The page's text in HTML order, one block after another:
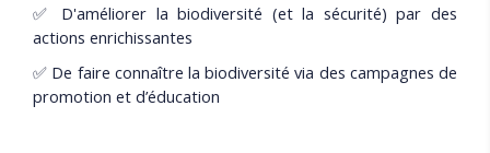
✅ D'améliorer la biodiversité (et la sécurité) par des
actions enrichissantes
✅ De faire connaître la biodiversité via des campagnes de
promotion et d’éducation